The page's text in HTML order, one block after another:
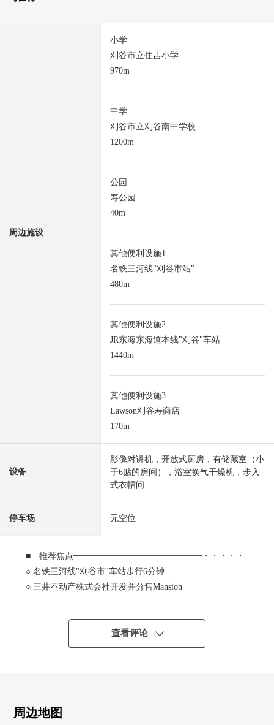
周边施设
小学
刈谷市立住吉小学
970m
中学
刈谷市立刈谷南中学校
1200m
公园
寿公园
40m
其他便利设施1
名铁三河线"刈谷市站"
480m
其他便利设施2
JR东海东海道本线"刈谷"车站
1440m
其他便利设施3
Lawson刈谷寿商店
170m
设备
影像对讲机，开放式厨房，有储藏室（小
于6贴的房间），浴室换气干燥机，步入
式衣帽间
停车场 无空位
■ 推荐焦点━━━━━━━━━━━━━━━・・・・・
○ 名铁三河线"刈谷市"车站步行6分钟
○ 三井不动产株式会社开发并分售Mansion
○ 实际使用面积：76.75平米房型：2SLDK
○ 2WAY设计的L字型的柜台厨房
○ 有客厅和邻接的日式房间
查看评论
周边地图